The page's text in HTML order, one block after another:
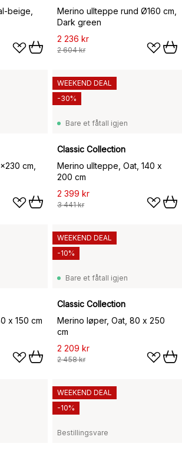
beige,
Merino ullteppe rund Ø160 cm,
Dark green
2 236 kr
2 604 kr
cm,
Bare et fåtall igjen
Classic Collection
Merino ullteppe, Oat, 140 x
200 cm
2 399 kr
3 441 kr
WEEKEND DEAL
-30%
x 150 cm
Bare et fåtall igjen
Classic Collection
Merino løper, Oat, 80 x 250
cm
2 209 kr
2 458 kr
WEEKEND DEAL
-10%
Bestillingsvare
WEEKEND DEAL
-10%